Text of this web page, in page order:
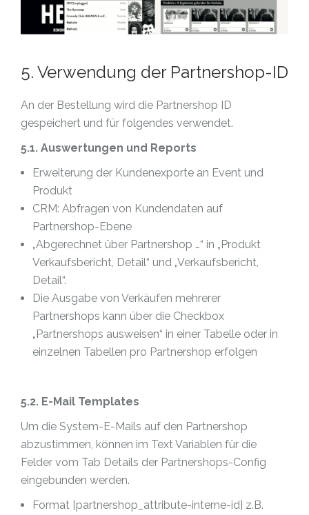
5. Verwendung der Partnershop-ID
An der Bestellung wird die Partnershop ID
gespeichert und für folgendes verwendet.
5.1. Auswertungen und Reports
Erweiterung der Kundenexporte an Event und
Produkt
CRM: Abfragen von Kundendaten auf
Partnershop-Ebene
„Abgerechnet über Partnershop …“ in „Produkt
Verkaufsbericht, Detail“ und „Verkaufsbericht,
Detail“.
Die Ausgabe von Verkäufen mehrerer
Partnershops kann über die Checkbox
„Partnershops ausweisen“ in einer Tabelle oder in
einzelnen Tabellen pro Partnershop erfolgen
5.2. E-Mail Templates
Um die System-E-Mails auf den Partnershop
abzustimmen, können im Text Variablen für die
Felder vom Tab Details der Partnershops-Config
eingebunden werden.
Format [partnershop_attribute-interne-id] z.B.